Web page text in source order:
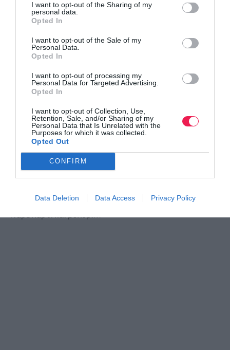
I want to opt-out of the Sharing of my
personal data.
Opted In
I want to opt-out of the Sale of my
Personal Data.
Opted In
I want to opt-out of processing my
Personal Data for Targeted Advertising.
Opted In
I want to opt-out of Collection, Use,
Retention, Sale, and/or Sharing of my
Personal Data that Is Unrelated with the
Purposes for which it was collected.
Opted Out
CONFIRM
Data Deletion Data Access Privacy Policy
Παγκόσμιο Κ20: 7η η Στρούμπου, στον τελικό η
Ρούσσου
Πάνε καλά τα κορίτσια!